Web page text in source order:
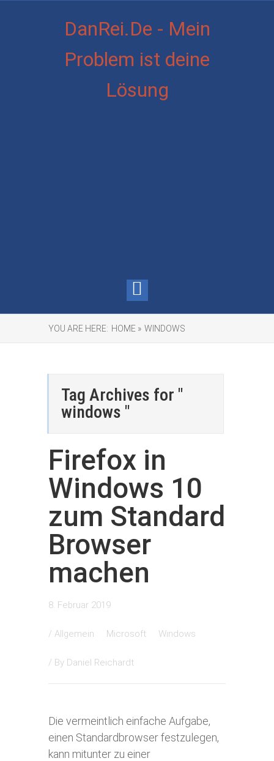
DanRei.De - Mein
Problem ist deine
Lösung
YOU ARE HERE: HOME » WINDOWS
Tag Archives for "
windows "
Firefox in
Windows 10
zum Standard
Browser
machen
8. Februar 2019
/ Allgemein Microsoft Windows
/ By Daniel Reichardt
Die vermeintlich einfache Aufgabe,
einen Standardbrowser festzulegen,
kann mitunter zu einer